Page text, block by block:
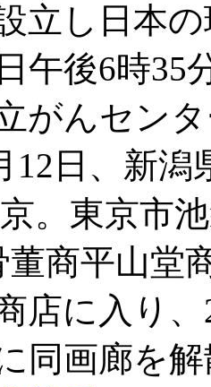
立し日本
午後6時35
がんセン
12日、新
。東京市
董商平山堂
店に入り
同画廊を